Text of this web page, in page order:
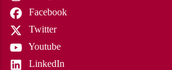
Facebook
Twitter
Youtube
LinkedIn